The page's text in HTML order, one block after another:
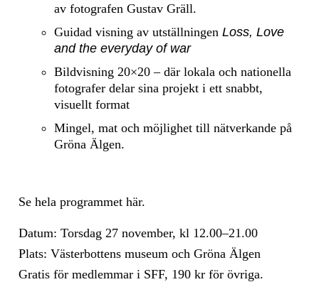
av fotografen Gustav Gräll.
Guidad visning av utställningen Loss, Love
and the everyday of war
Bildvisning 20×20 – där lokala och nationella
fotografer delar sina projekt i ett snabbt,
visuellt format
Mingel, mat och möjlighet till nätverkande på
Gröna Älgen.
Se hela programmet här.
Datum: Torsdag 27 november, kl 12.00–21.00
Plats: Västerbottens museum och Gröna Älgen
Gratis för medlemmar i SFF, 190 kr för övriga.